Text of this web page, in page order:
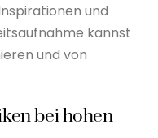
und
kannst
und von
bei hohen